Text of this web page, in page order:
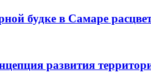
будке в Самаре
развития